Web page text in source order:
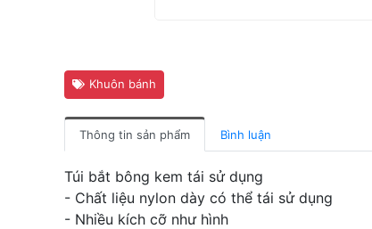
Khuôn bánh
Thông tin sản phẩm Bình luận
Túi bắt bông kem tái sử dụng
- Chất liệu nylon dày có thể tái sử dụng
- Nhiều kích cỡ như hình